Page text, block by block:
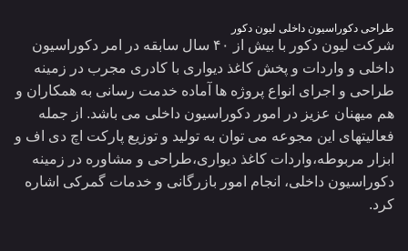
طراحی دکوراسیون داخلی لیون دکور
شرکت لیون دکور با بیش از ۴۰ سال سابقه در امر دکوراسیون
داخلی و واردات و پخش کاغذ دیواری با کادری مجرب در زمینه
طراحی و اجرای انواع پروژه ها آماده خدمت رسانی به همکاران و
هم میهنان عزیز در امور دکوراسیون داخلی می باشد. از جمله
فعالیتهای این مجوعه می توان به تولید و توزیع پارکت اچ دی اف و
ابزار مربوطه،واردات کاغذ دیواری،طراحی و مشاوره در زمینه
دکوراسیون داخلی، انجام امور بازرگانی و خدمات گمرکی اشاره
کرد.